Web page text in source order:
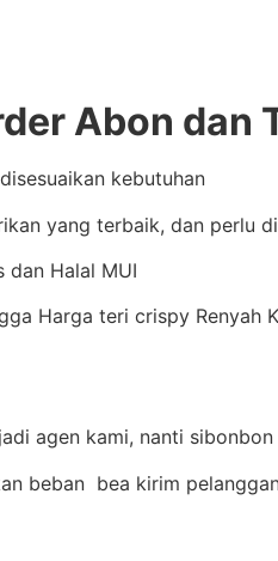
Abon dan
kebutuhan
yang terbaik, dan perlu
dan Halal MUI
Harga teri crispy
agen kami, nanti
beban bea kirim